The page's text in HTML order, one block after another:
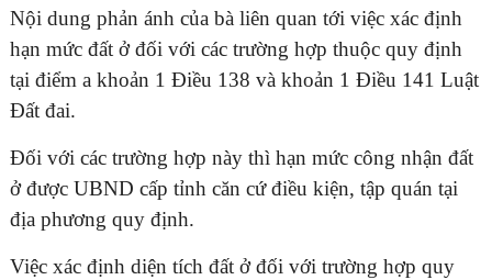
Nội dung phản ánh của bà liên quan tới việc xác định
hạn mức đất ở đối với các trường hợp thuộc quy định
tại điểm a khoản 1 Điều 138 và khoản 1 Điều 141 Luật
Đất đai.
Đối với các trường hợp này thì hạn mức công nhận đất
ở được UBND cấp tỉnh căn cứ điều kiện, tập quán tại
địa phương quy định.
Việc xác định diện tích đất ở đối với trường hợp quy